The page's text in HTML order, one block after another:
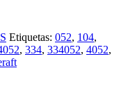
Etiquetas: 052, 104,
, 334, 334052, 4052,